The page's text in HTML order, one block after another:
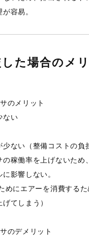
容易。
た場合のメ
のメリット
ない
少ない（整備コストの負
の稼働率を上げないため
影響しない。
にエアーを消費するた
てしまう）
のデメリット